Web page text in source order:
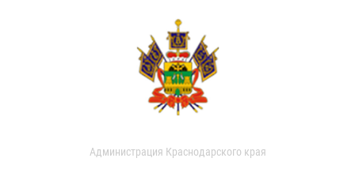
Администрация Краснодарского края